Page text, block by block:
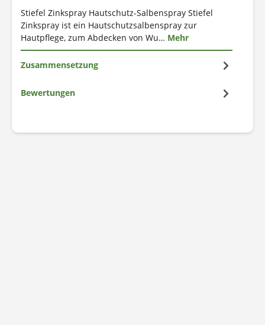
Stiefel Zinkspray Hautschutz-Salbenspray Stiefel
Zinkspray ist ein Hautschutzsalbenspray zur
Hautpflege, zum Abdecken von Wu… Mehr
Zusammensetzung
Bewertungen